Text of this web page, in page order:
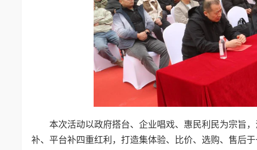
本次活动以政府搭台、企业唱戏、惠民利民为宗旨
补、平台补四重红利，打造集体验、比价、选购、售后